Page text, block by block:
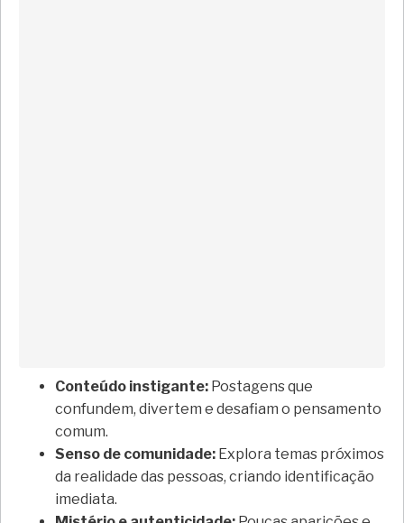
Conteúdo instigante: Postagens que
confundem, divertem e desafiam o pensamento
comum.
Senso de comunidade: Explora temas próximos
da realidade das pessoas, criando identificação
imediata.